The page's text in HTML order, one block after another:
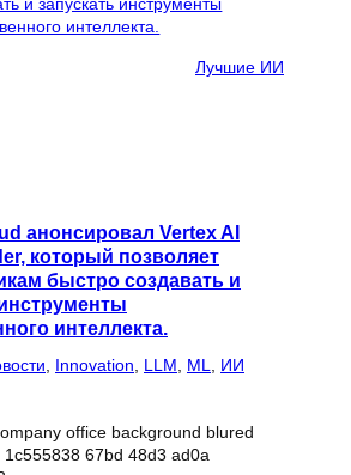
Лучшие ИИ
анонсировал Vertex AI
который позволяет
быстро создавать и
интеллекта.
Innovation LLM ML ИИ